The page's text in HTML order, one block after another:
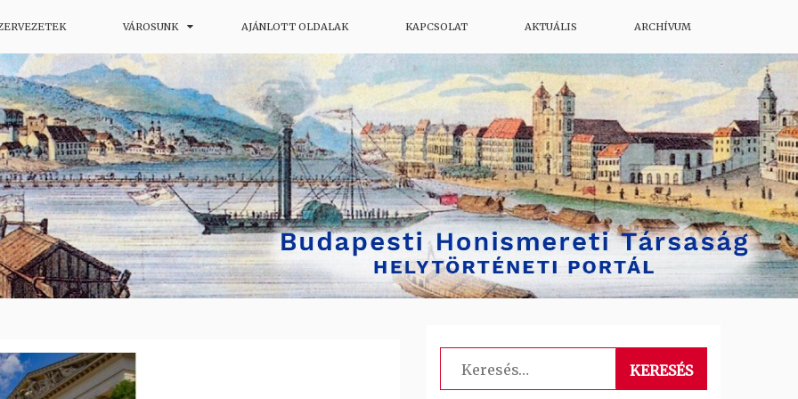
VÁROSUNK AJÁNLOTT OLDALAK KAPCSOLAT AKTUÁLIS ARCHÍVUM
Keresés: